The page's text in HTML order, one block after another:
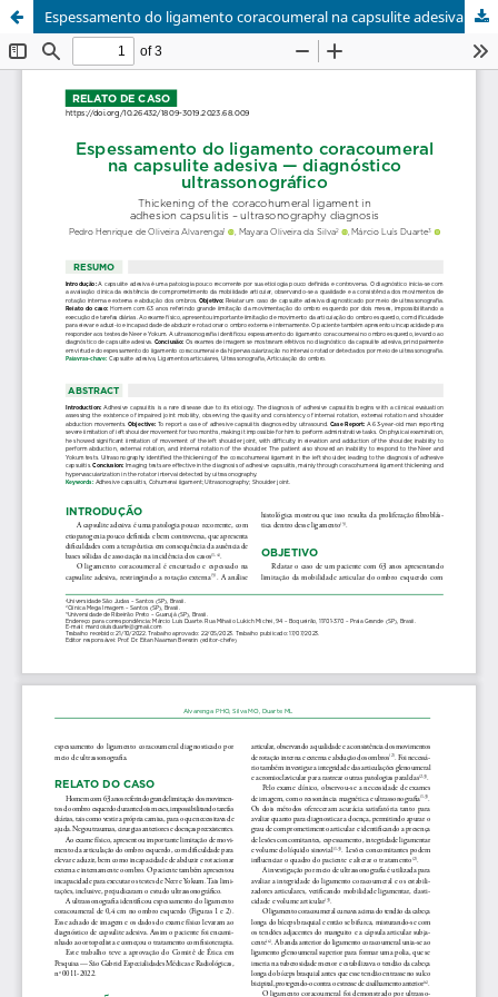
Espessamento do ligamento coracoumeral na capsulite adesiva: diagnóstico ultrassonográfico / Thickening of the coracohumeral ligament in adhesion capsulitis: ultrasonography diagnosis